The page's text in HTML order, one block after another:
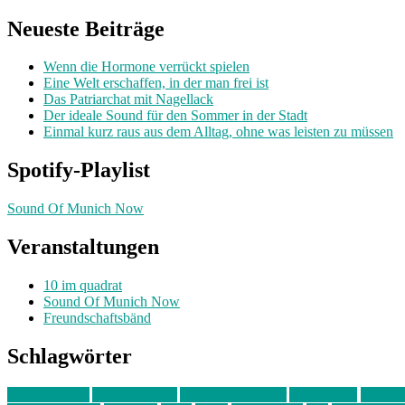
Neueste Beiträge
Wenn die Hormone verrückt spielen
Eine Welt erschaffen, in der man frei ist
Das Patriarchat mit Nagellack
Der ideale Sound für den Sommer in der Stadt
Einmal kurz raus aus dem Alltag, ohne was leisten zu müssen
Spotify-Playlist
Sound Of Munich Now
Veranstaltungen
10 im quadrat
Sound Of Munich Now
Freundschaftsbänd
Schlagwörter